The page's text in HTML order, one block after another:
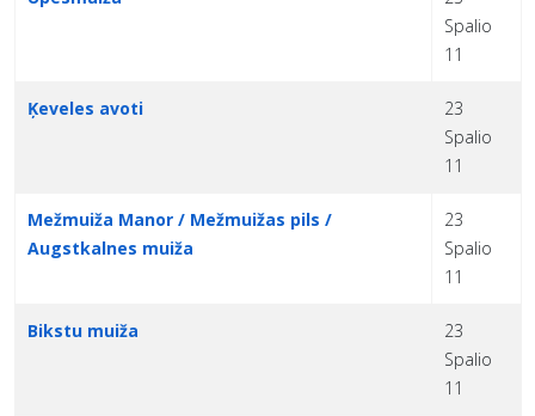
Spalio
11
Ķeveles avoti
23
Spalio
11
Mežmuiža Manor / Mežmuižas pils /
Augstkalnes muiža
23
Spalio
11
Bikstu muiža
23
Spalio
11